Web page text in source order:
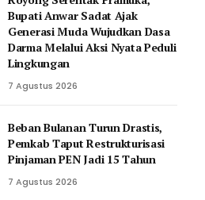
Bupati Anwar Sadat Ajak
Generasi Muda Wujudkan Dasa
Darma Melalui Aksi Nyata Peduli
Lingkungan
7 Agustus 2026
Beban Bulanan Turun Drastis,
Pemkab Taput Restrukturisasi
Pinjaman PEN Jadi 15 Tahun‎
7 Agustus 2026